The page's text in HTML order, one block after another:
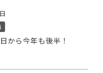
から今年も後半！